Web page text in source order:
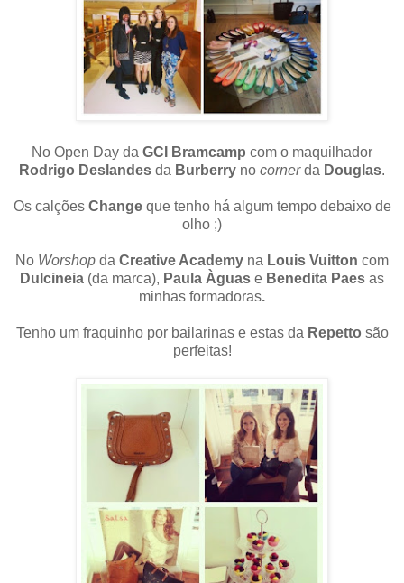
No Open Day da GCI Bramcamp com o maquilhador
Rodrigo Deslandes da Burberry no cornerda Douglas.
Os calções Changeque tenho há algum tempo debaixo de
olho ;)
No Worshop da Creative Academy na Louis Vuitton com
Dulcineia (da marca), Paula Àguas e Benedita Paes as
minhas formadoras.
Tenho um fraquinho por bailarinas e estas da Repetto são
perfeitas!